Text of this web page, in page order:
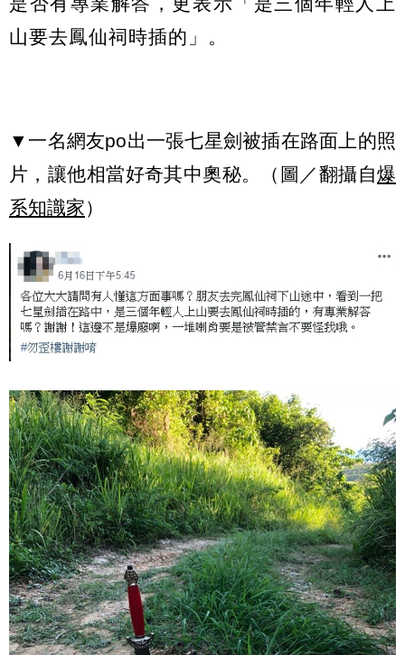
山要去鳳仙祠時插的」。
▼一名網友po出一張七星劍被插在路面上的照
片，讓他相當好奇其中奧秘。（圖／翻攝自爆
系知識家）